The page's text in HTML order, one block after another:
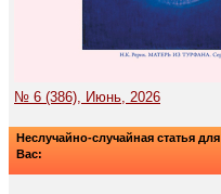
№ 6 (386), Июнь, 2026
Неслучайно-случайная статья для
Вас: